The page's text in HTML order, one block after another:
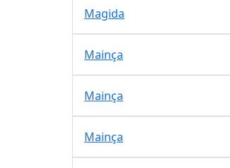
Magida
Mainça
Mainça
Mainça